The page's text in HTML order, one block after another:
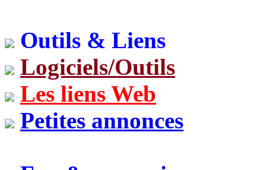
Outils & Liens
Logiciels/Outils
Les liens Web
Petites annonces